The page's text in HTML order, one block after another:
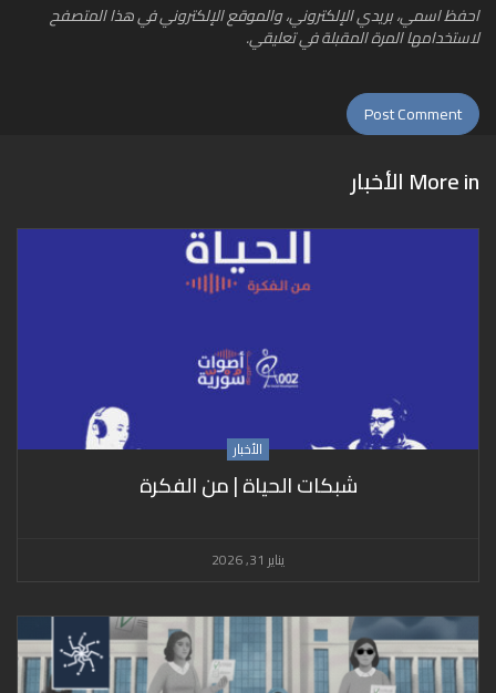
احفظ اسمي، بريدي الإلكتروني، والموقع الإلكتروني في هذا المتصفح
لاستخدامها المرة المقبلة في تعليقي.
More in الأخبار
الأخبار
شبكات الحياة | من الفكرة
يناير 31, 2026